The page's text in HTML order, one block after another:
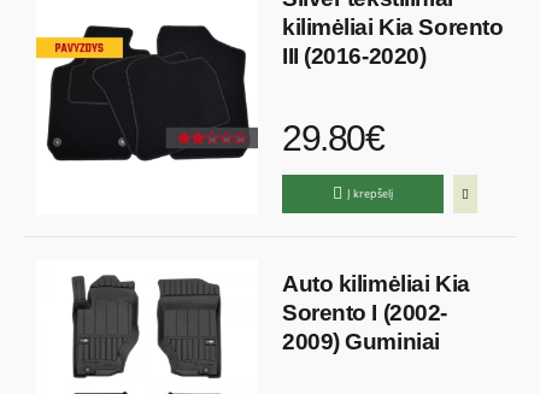
kilimėliai Kia Sorento
III (2016-2020)
29.80€
Į krepšelį
Auto kilimėliai Kia
Sorento I (2002-
2009) Guminiai